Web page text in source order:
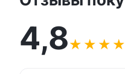
4,8★ ★ ★ ★